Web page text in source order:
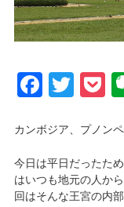
カンボジア、プノン
今日は平日だったた
はいつも地元の人か
回はそんな王宮の内